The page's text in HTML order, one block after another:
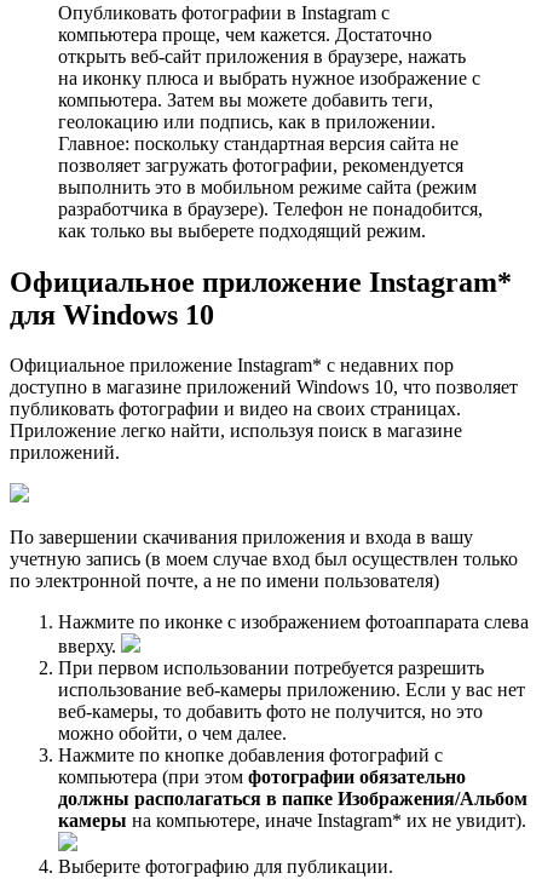
Опубликовать фотографии в Instagram с
компьютера проще, чем кажется. Достаточно
открыть веб-сайт приложения в браузере, нажать
на иконку плюса и выбрать нужное изображение с
компьютера. Затем вы можете добавить теги,
геолокацию или подпись, как в приложении.
Главное: поскольку стандартная версия сайта не
позволяет загружать фотографии, рекомендуется
выполнить это в мобильном режиме сайта (режим
разработчика в браузере). Телефон не понадобится,
как только вы выберете подходящий режим.
Официальное приложение Instagram*
для Windows 10
Официальное приложение Instagram* с недавних пор
доступно в магазине приложений Windows 10, что позволяет
публиковать фотографии и видео на своих страницах.
Приложение легко найти, используя поиск в магазине
приложений.
По завершении скачивания приложения и входа в вашу
учетную запись (в моем случае вход был осуществлен только
по электронной почте, а не по имени пользователя)
Нажмите по иконке с изображением фотоаппарата слева
вверху.
При первом использовании потребуется разрешить
использование веб-камеры приложению. Если у вас нет
веб-камеры, то добавить фото не получится, но это
можно обойти, о чем далее.
Нажмите по кнопке добавления фотографий с
компьютера (при этом фотографии обязательно
должны располагаться в папке Изображения/Альбом
камеры на компьютере, иначе Instagram* их не увидит).
Выберите фотографию для публикации.